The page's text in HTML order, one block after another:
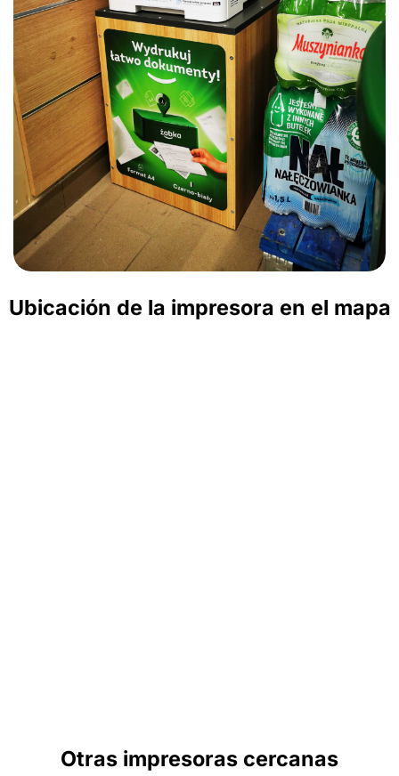
Ubicación de la impresora en el mapa
Otras impresoras cercanas